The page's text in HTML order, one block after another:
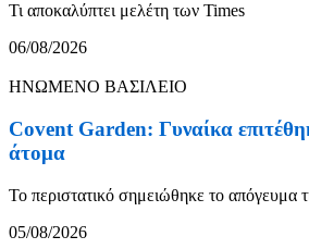
Τι αποκαλύπτει μελέτη των Times
06/08/2026
ΗΝΩΜΕΝΟ ΒΑΣΙΛΕΙΟ
Covent Garden: Γυναίκα
άτομα
Το περιστατικό σημειώθηκε το απόγευμα
05/08/2026